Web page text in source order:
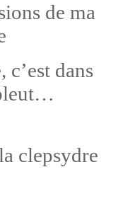
de ma
c’est dans
clepsydre